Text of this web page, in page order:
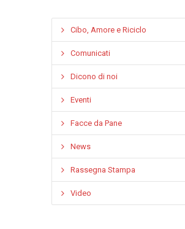
Cibo, Amore e Riciclo
Comunicati
Dicono di noi
Eventi
Facce da Pane
News
Rassegna Stampa
Video